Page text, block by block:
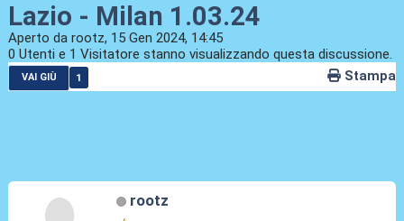
Lazio - Milan 1.03.24
Aperto da rootz, 15 Gen 2024, 14:45
0 Utenti e 1 Visitatore stanno visualizzando questa discussione.
VAI GIÙ 1 Stampa
rootz